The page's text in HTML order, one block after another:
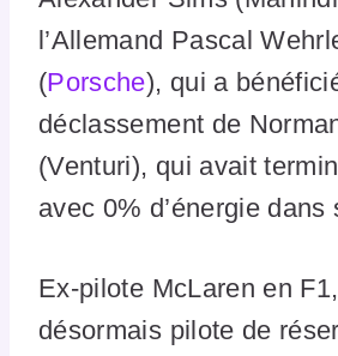
l’Allemand Pascal
(Porsche), qui a
déclassement de
(Venturi), qui avait
avec 0% d’énergie dans
Ex-pilote McLaren en
désormais pilote de